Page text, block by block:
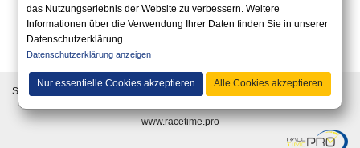
das Nutzungserlebnis der Website zu verbessern. Weitere
Informationen über die Verwendung Ihrer Daten finden Sie in unserer
Datenschutzerklärung.
Datenschutzerklärung anzeigen
Nur essentielle Cookies akzeptieren Alle Cookies akzeptieren
Alle Angaben auf dieser Website sind unverbindlich und es gilt immer die offizielle
Ausschreibung auf der Website des Veranstalters.
Sprache:
© 2019 - Diese Webseite ist ein Service der RaceTimePro GmbH -
www.racetime.pro